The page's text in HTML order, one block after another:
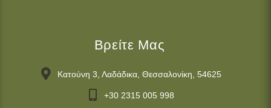
Βρείτε Μας
Κατούνη 3, Λαδάδικα, Θεσσαλονίκη, 54625
+30 2315 005 998